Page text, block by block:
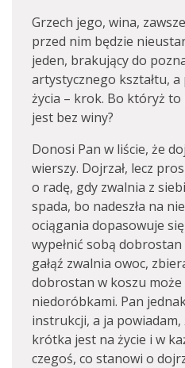
Grzech jego, wina,
przed nim będzie
jeden, brakujący do
artystycznego kształtu,
życia – krok. Bo któryż
jest bez winy?
Donosi Pan w liście, że
wierszy. Dojrzał, lecz
o radę, gdy zwalnia z
spada, bo nadeszła na
ociągania dopasowuje
wypełnić sobą
gałąź zwalnia owoc,
dobrostan w koszu może
niedoróbkami. Pan
instrukcji, a ja powiadam,
krótka jest na życie i w
czegoś, co stanowi o